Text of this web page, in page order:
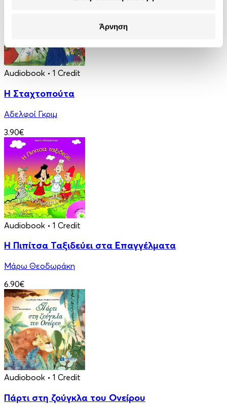
Άρνηση
Audiobook • 1 Credit
Η Σταχτοπούτα
Αδελφοί Γκριμ
3.90€
Audiobook • 1 Credit
Η Πιπίτσα Ταξιδεύει στα Επαγγέλματα
Μάρω Θεοδωράκη
6.90€
Audiobook • 1 Credit
Πάρτι στη ζούγκλα του Ονείρου